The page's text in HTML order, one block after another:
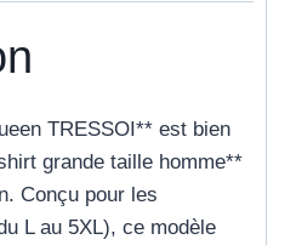
TRESSOI** est bien
grande taille homme**
Conçu pour les
L au 5XL), ce modèle